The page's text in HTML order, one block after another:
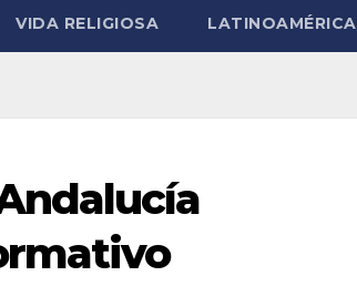
VIDA RELIGIOSA LATINOAMÉRICA